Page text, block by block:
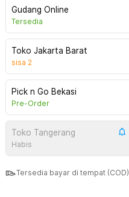
Gudang Online
Tersedia
Toko Jakarta Barat
sisa 2
Pick n Go Bekasi
Pre-Order
Toko Tangerang
Habis
Tersedia bayar di tempat (COD)